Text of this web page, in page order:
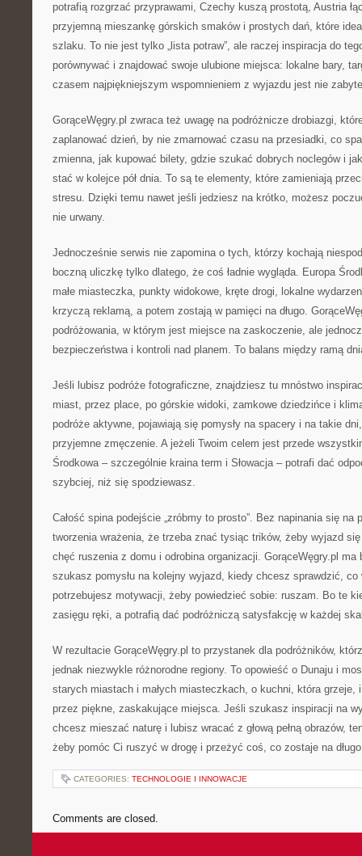
potrafią rozgrzać przyprawami, Czechy kuszą prostotą, Austria
przyjemną mieszankę górskich smaków i prostych dań, które
szlaku. To nie jest tylko „lista potraw”, ale raczej inspiracja do
porównywać i znajdować swoje ulubione miejsca: lokalne bary,
czasem najpiękniejszym wspomnieniem z wyjazdu jest nie
GorąceWęgry.pl zwraca też uwagę na podróżnicze drobiazgi,
zaplanować dzień, by nie zmarnować czasu na przesiadki, co
zmienna, jak kupować bilety, gdzie szukać dobrych noclegów i
stać w kolejce pół dnia. To są te elementy, które zamieniają
stresu. Dzięki temu nawet jeśli jedziesz na krótko, możesz
nie urwany.
Jednocześnie serwis nie zapomina o tych, którzy kochają
boczną uliczkę tylko dlatego, że coś ładnie wygląda. Europa
małe miasteczka, punkty widokowe, kręte drogi, lokalne
krzyczą reklamą, a potem zostają w pamięci na długo.
podróżowania, w którym jest miejsce na zaskoczenie, ale
bezpieczeństwa i kontroli nad planem. To balans między ramą
Jeśli lubisz podróże fotograficzne, znajdziesz tu mnóstwo
miast, przez place, po górskie widoki, zamkowe dziedzińce i
podróże aktywne, pojawiają się pomysły na spacery i na takie
przyjemne zmęczenie. A jeżeli Twoim celem jest przede
Środkowa – szczególnie kraina term i Słowacja – potrafi dać
szybciej, niż się spodziewasz.
Całość spina podejście „zróbmy to prosto”. Bez napinania się na
tworzenia wrażenia, że trzeba znać tysiąc trików, żeby wyjazd
chęć ruszenia z domu i odrobina organizacji. GorąceWęgry.pl
szukasz pomysłu na kolejny wyjazd, kiedy chcesz sprawdzić,
potrzebujesz motywacji, żeby powiedzieć sobie: ruszam. Bo te
zasięgu ręki, a potrafią dać podróżniczą satysfakcję w każdej
W rezultacie GorąceWęgry.pl to przystanek dla podróżników,
jednak niezwykle różnorodne regiony. To opowieść o Dunaju i
starych miastach i małych miasteczkach, o kuchni, która grzeje,
przez piękne, zaskakujące miejsca. Jeśli szukasz inspiracji na
chcesz mieszać naturę i lubisz wracać z głową pełną obrazów,
żeby pomóc Ci ruszyć w drogę i przeżyć coś, co zostaje na
CATEGORIES: TECHNOLOGIE I INNOWACJE
Comments are closed.